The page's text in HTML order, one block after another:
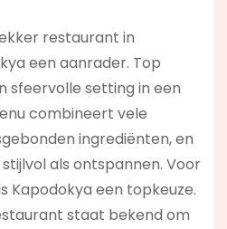
restaurant in
een aanrader. Top
sfeervolle setting in een
combineert vele
ingrediënten, en
als ontspannen. Voor
Kapodokya een topkeuze.
staat bekend om